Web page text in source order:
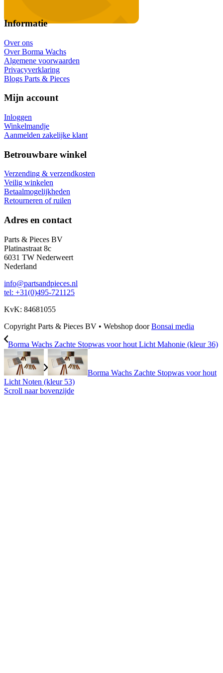
Informatie
Over ons
Over Borma Wachs
Algemene voorwaarden
Privacyverklaring
Blogs Parts & Pieces
Mijn account
Inloggen
Winkelmandje
Aanmelden zakelijke klant
Betrouwbare winkel
Verzending & verzendkosten
Veilig winkelen
Betaalmogelijkheden
Retourneren of ruilen
Adres en contact
Parts & Pieces BV
Platinastraat 8c
6031 TW Nederweert
Nederland
info@partsandpieces.nl
tel: +31(0)495-721125
KvK: 84681055
Copyright Parts & Pieces BV • Webshop doorBonsai media
Borma Wachs Zachte Stopwas voor hout Licht Mahonie (kleur 36)
Borma Wachs Zachte Stopwas voor hout
Licht Noten (kleur 53)
Scroll naar bovenzijde